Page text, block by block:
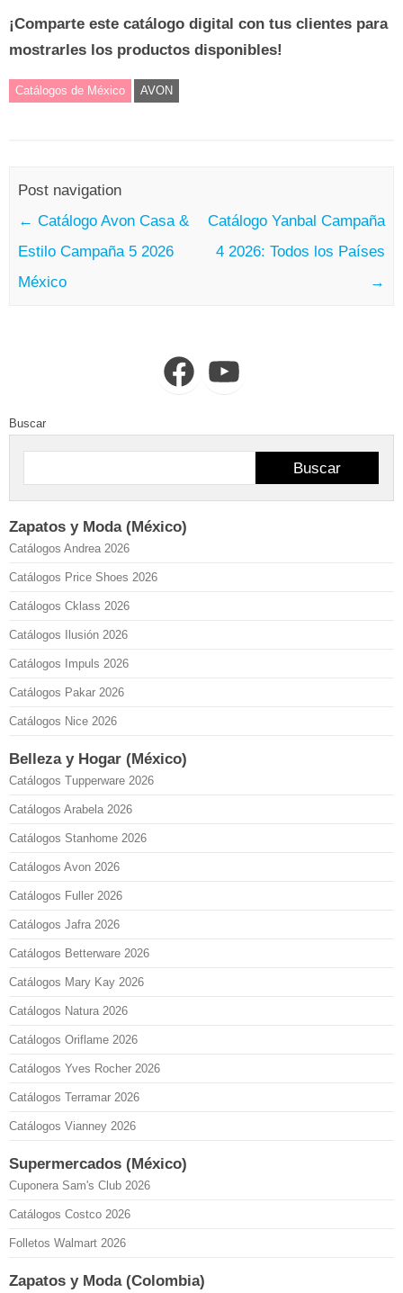
¡Comparte este catálogo digital con tus clientes para
mostrarles los productos disponibles!
Catálogos de México AVON
Post navigation
← Catálogo Avon Casa &
Estilo Campaña 5 2026
México
Catálogo Yanbal Campaña
4 2026: Todos los Países
→
FacebookYouTube
Buscar
Buscar
Zapatos y Moda (México)
Catálogos Andrea 2026
Catálogos Price Shoes 2026
Catálogos Cklass 2026
Catálogos Ilusión 2026
Catálogos Impuls 2026
Catálogos Pakar 2026
Catálogos Nice 2026
Belleza y Hogar (México)
Catálogos Tupperware 2026
Catálogos Arabela 2026
Catálogos Stanhome 2026
Catálogos Avon 2026
Catálogos Fuller 2026
Catálogos Jafra 2026
Catálogos Betterware 2026
Catálogos Mary Kay 2026
Catálogos Natura 2026
Catálogos Oriflame 2026
Catálogos Yves Rocher 2026
Catálogos Terramar 2026
Catálogos Vianney 2026
Supermercados (México)
Cuponera Sam's Club 2026
Catálogos Costco 2026
Folletos Walmart 2026
Zapatos y Moda (Colombia)